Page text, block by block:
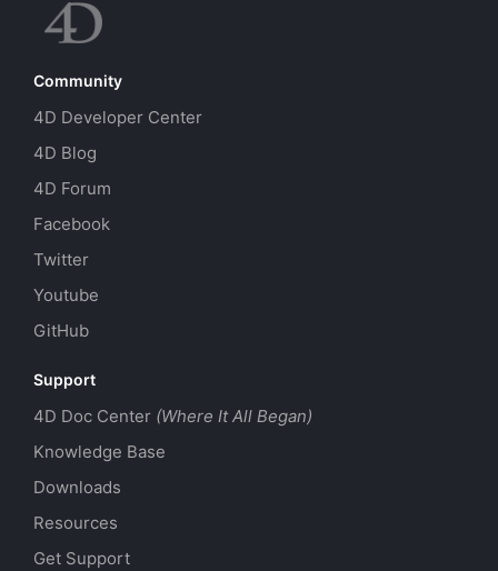
Community
4D Developer Center
4D Blog
4D Forum
Facebook
Twitter
Youtube
GitHub
Support
4D Doc Center (Where It All Began)
Knowledge Base
Downloads
Resources
Get Support